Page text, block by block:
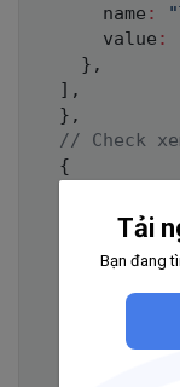
      name
:
      value
:
} ,
] ,
} ,
// Check
{
    name
:
    message
:
    choices
:
      name
:
      checked
Tải
Bạn đang